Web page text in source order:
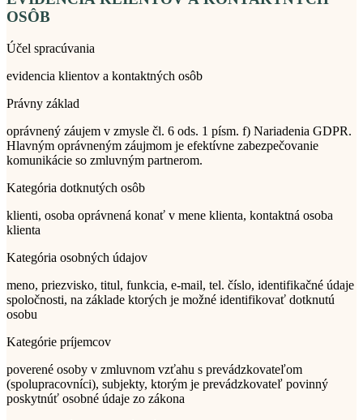
OSÔB
Účel spracúvania
evidencia klientov a kontaktných osôb
Právny základ
oprávnený záujem v zmysle čl. 6 ods. 1 písm. f) Nariadenia GDPR.
Hlavným oprávneným záujmom je efektívne zabezpečovanie
komunikácie so zmluvným partnerom.
Kategória dotknutých osôb
klienti, osoba oprávnená konať v mene klienta, kontaktná osoba
klienta
Kategória osobných údajov
meno, priezvisko, titul, funkcia, e-mail, tel. číslo, identifikačné údaje
spoločnosti, na základe ktorých je možné identifikovať dotknutú
osobu
Kategórie príjemcov
poverené osoby v zmluvnom vzťahu s prevádzkovateľom
(spolupracovníci), subjekty, ktorým je prevádzkovateľ povinný
poskytnúť osobné údaje zo zákona